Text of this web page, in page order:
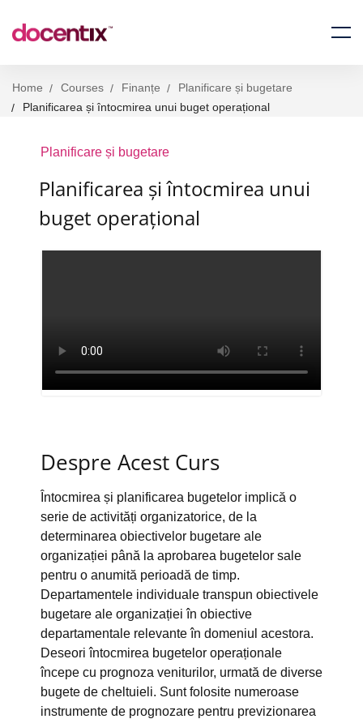
Home Courses Finanțe
Planificare și bugetare
Planificarea și întocmirea unui buget operațional
Planificare și bugetare
Planificarea și întocmirea unui
buget operațional
Despre Acest Curs
Întocmirea și planificarea bugetelor implică o
serie de activități organizatorice, de la
determinarea obiectivelor bugetare ale
organizației până la aprobarea bugetelor sale
pentru o anumită perioadă de timp.
Departamentele individuale transpun obiectivele
bugetare ale organizației în obiective
departamentale relevante în domeniul acestora.
Deseori întocmirea bugetelor operaționale
începe cu prognoza veniturilor, urmată de diverse
bugete de cheltuieli. Sunt folosite numeroase
instrumente de prognozare pentru previzionarea